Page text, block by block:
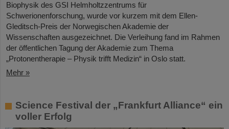
Biophysik des GSI Helmholtzzentrums für
Schwerionenforschung, wurde vor kurzem mit dem Ellen-
Gleditsch-Preis der Norwegischen Akademie der
Wissenschaften ausgezeichnet. Die Verleihung fand im Rahmen
der öffentlichen Tagung der Akademie zum Thema
„Protonentherapie – Physik trifft Medizin“ in Oslo statt.
Mehr »
Science Festival der „Frankfurt Alliance“ ein
voller Erfolg